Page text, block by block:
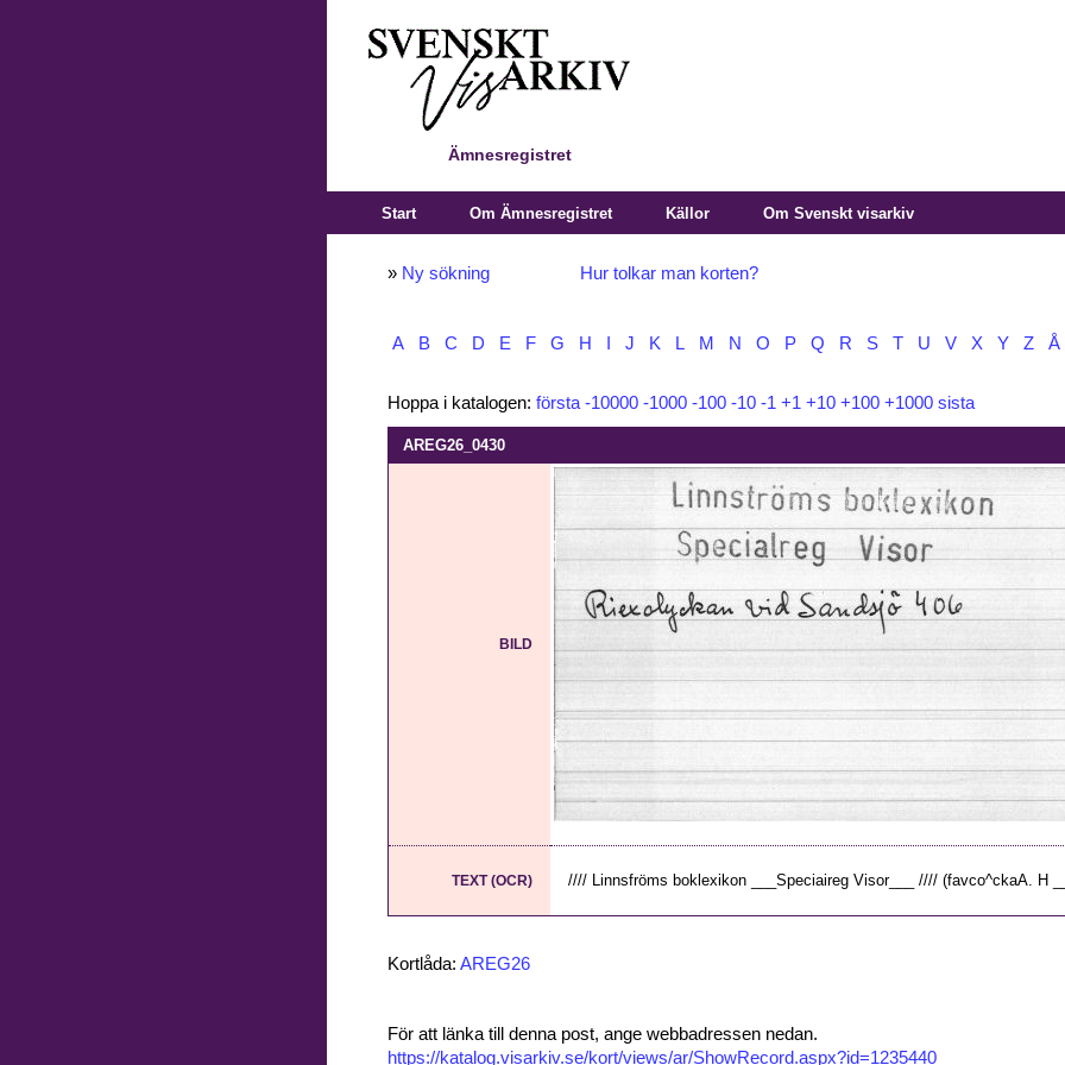
Ämnesregistret
Start Om Ämnesregistret Källor Om Svenskt visarkiv
» Ny sökning Hur tolkar man korten?
A B C D E F G H J K L M N O P Q R S T U V X Y Z Å
Hoppa i katalogen: första -10000 -1000 -100 -10 -1 +1 +10 +100 +1000 sista
AREG26_0430
BILD
TEXT (OCR) //// Linnsfröms boklexikon ___Speciaireg Visor___ //// (favco^ckaA. H
Kortlåda: AREG26
För att länka till denna post, ange webbadressen nedan.
https://katalog.visarkiv.se/kort/views/ar/ShowRecord.aspx?id=1235440